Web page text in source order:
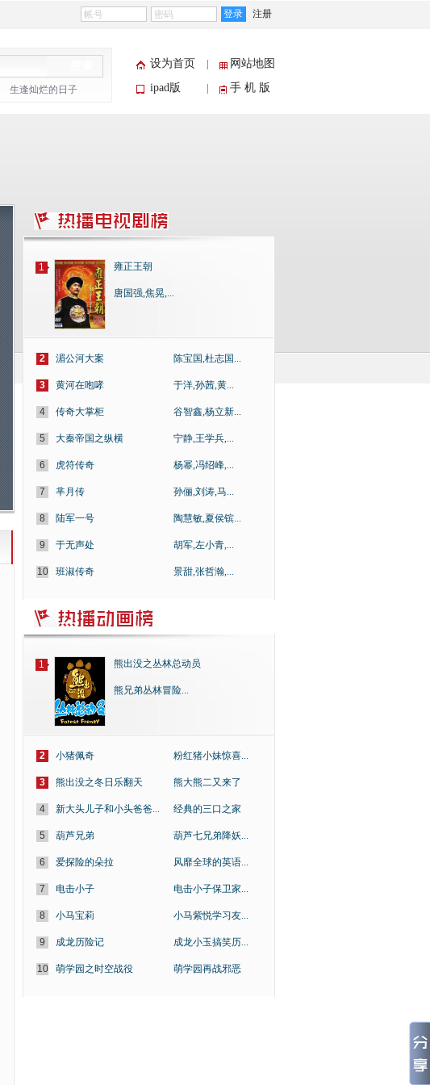
登录 注册
生逢灿烂的日子
设为首页
网站地图
ipad版
手 机 版
1 雍正王朝
唐国强,焦晃,...
2 湄公河大案 陈宝国,杜志国...
3 黄河在咆哮 于洋,孙茜,黄...
4 传奇大掌柜 谷智鑫,杨立新...
5 大秦帝国之纵横 宁静,王学兵,...
6 虎符传奇 杨幂,冯绍峰,...
7 芈月传 孙俪,刘涛,马...
8 陆军一号 陶慧敏,夏侯镔...
9 于无声处 胡军,左小青,...
10 班淑传奇 景甜,张哲瀚,...
1 熊出没之丛林总动员
熊兄弟丛林冒险...
2 小猪佩奇 粉红猪小妹惊喜...
3 熊出没之冬日乐翻天 熊大熊二又来了
4 新大头儿子和小头爸爸... 经典的三口之家
5 葫芦兄弟 葫芦七兄弟降妖...
6 爱探险的朵拉 风靡全球的英语...
7 电击小子 电击小子保卫家...
8 小马宝莉 小马紫悦学习友...
9 成龙历险记 成龙小玉搞笑历...
10 萌学园之时空战役 萌学园再战邪恶